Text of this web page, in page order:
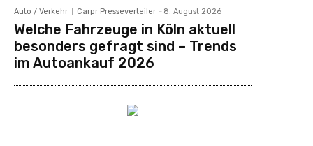
Auto / Verkehr Carpr Presseverteiler - 8. August 2026
Welche Fahrzeuge in Köln aktuell
besonders gefragt sind – Trends
im Autoankauf 2026